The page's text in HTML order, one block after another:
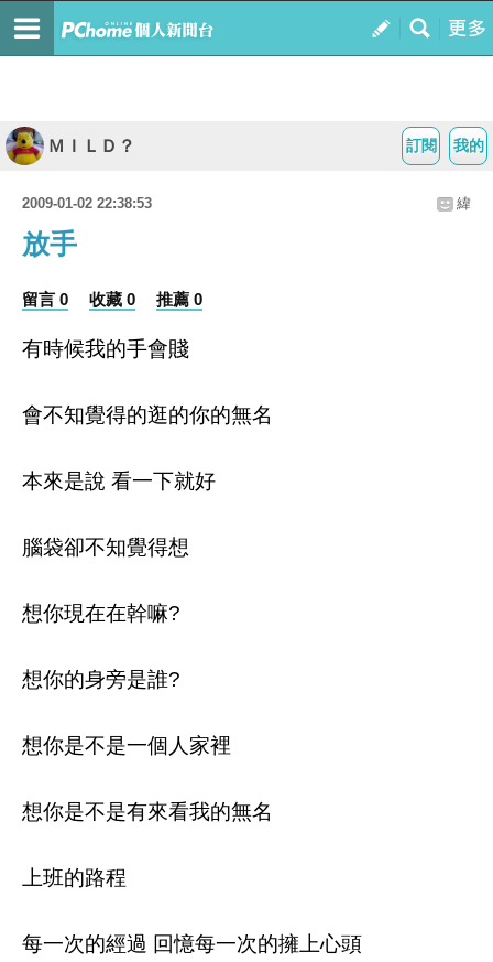
我的
訂閱
ＭＩＬＤ？
2009-01-02 22:38:53 緯
放手
留言 0 收藏 0 推薦 0
有時候我的手會賤
會不知覺得的逛的你的無名
本來是說 看一下就好
腦袋卻不知覺得想
想你現在在幹嘛?
想你的身旁是誰?
想你是不是一個人家裡
想你是不是有來看我的無名
上班的路程
每一次的經過 回憶每一次的擁上心頭